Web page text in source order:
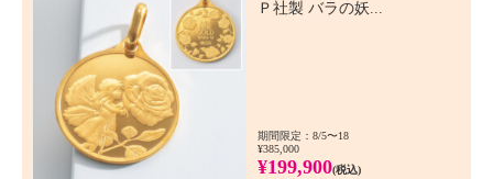
Ｐ社製 バラの妖...
期間限定：8/5〜18
¥385,000
¥199,900(税込)